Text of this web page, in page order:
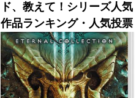
ド、教えて！シリーズ人気
作品ランキング・人気投票